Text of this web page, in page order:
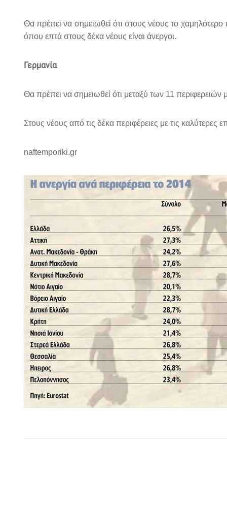
Θα πρέπει να σημειωθεί ότι στους νέους το
όπου επτά στους δέκα νέους είναι άνεργοι.
Γερμανία
Θα πρέπει να σημειωθεί ότι μεταξύ των 11 περιφερειών
Στους νέους από τις δέκα περιφέρειες με τις καλύτερες
naftemporiki.gr